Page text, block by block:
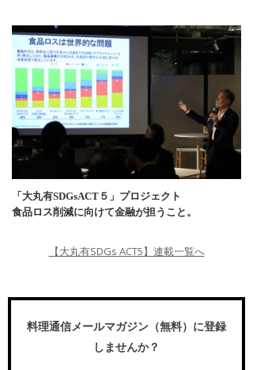
「大丸有SDGsACT５」プロジェクト
食品ロス削減に向けて金融が担うこと。
【大丸有SDGs ACT5】連載一覧へ
料理通信メールマガジン（無料）に登録
しませんか？